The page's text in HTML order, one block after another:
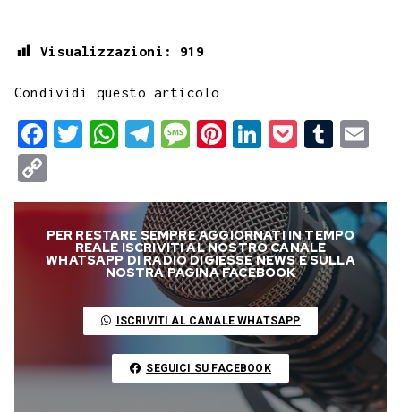
Visualizzazioni: 919
Condividi questo articolo
F
e
b
T
t
t
r
W
t
s
A
p
p
T
e
g
r
a
m
M
s
a
g
e
P
t
e
r
e
s
t
L
k
e
d
I
n
k
e
t
T
b
l
r
i
l
o
p
y
k
PER RESTARE SEMPRE AGGIORNATI IN TEMPO
REALE ISCRIVITI AL NOSTRO CANALE
WHATSAPP DI RADIO DIGIESSE NEWS E SULLA
NOSTRA PAGINA FACEBOOK
ISCRIVITI AL CANALE WHATSAPP
SEGUICI SU FACEBOOK